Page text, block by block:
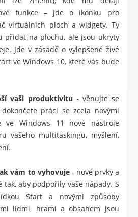
funkce – jde o ikonku pro
virtuálních ploch a widgety. Ty
přidat na plochu, ale jsou ukryty
Jde v zásadě o vylepšené živé
ve Windows 10, které vás bude
vaši produktivitu - věnujte se
práci se zcela novými
ve Windows 11 nové nástroje
vašeho multitaskingu, myšlení,
vám to vyhovuje- nové prvky a
tak, aby podpořily vaše nápady. S
Start a novými způsoby
lidmi, hrami a obsahem jsou